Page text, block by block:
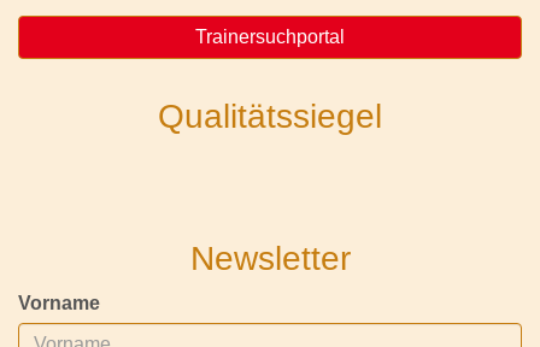
Trainersuchportal
Qualitätssiegel
Newsletter
Vorname